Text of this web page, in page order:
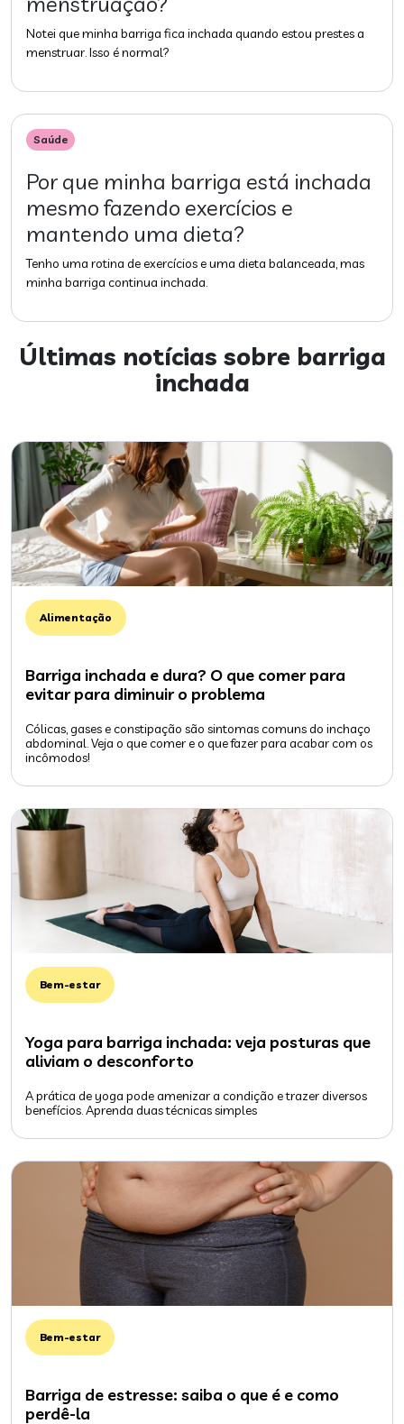
Notei que minha barriga fica inchada quando estou prestes a
menstruar. Isso é normal?
Saúde
Por que minha barriga está inchada
mesmo fazendo exercícios e
mantendo uma dieta?
Tenho uma rotina de exercícios e uma dieta balanceada, mas
minha barriga continua inchada.
Últimas notícias sobre barriga
inchada
Alimentação
Barriga inchada e dura? O que comer para
evitar para diminuir o problema
Cólicas, gases e constipação são sintomas comuns do inchaço
abdominal. Veja o que comer e o que fazer para acabar com os
incômodos!
Bem-estar
Yoga para barriga inchada: veja posturas que
aliviam o desconforto
A prática de yoga pode amenizar a condição e trazer diversos
benefícios. Aprenda duas técnicas simples
Bem-estar
Barriga de estresse: saiba o que é e como
perdê-la